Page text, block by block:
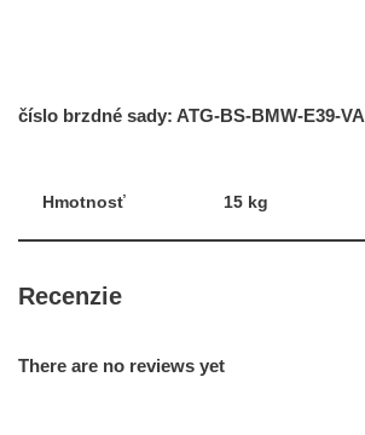
číslo brzdné sady: ATG-BS-BMW-E39-VA
Hmotnosť 15 kg
Recenzie
There are no reviews yet